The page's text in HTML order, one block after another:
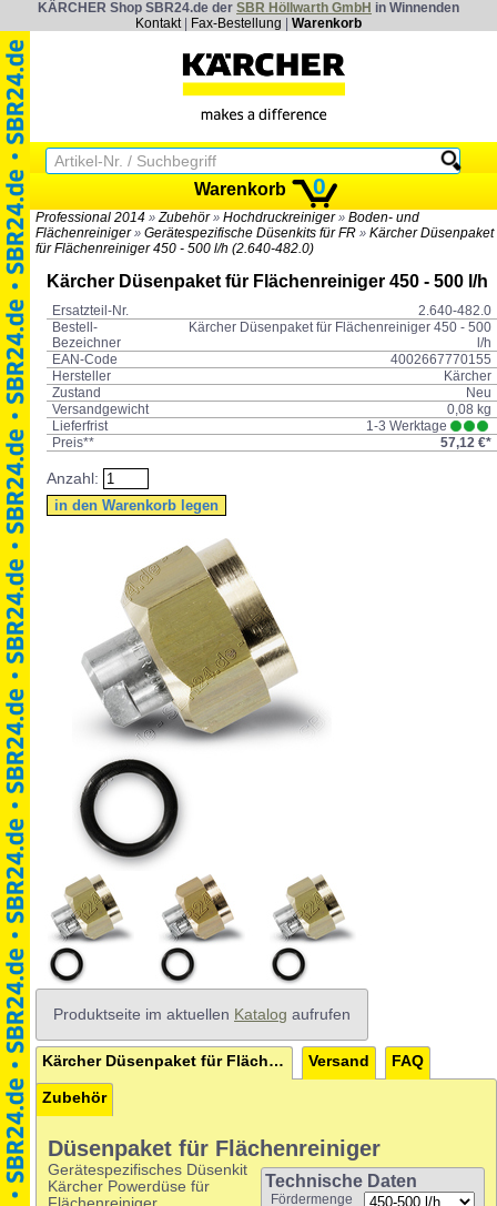
KÄRCHER Shop SBR24.de der SBR Höllwarth GmbH in Winnenden
Kontakt| Fax-Bestellung Warenkorb
Warenkorb 0
Professional 2014 » Zubehör» Hochdruckreiniger» Boden- und
Flächenreiniger» Gerätespezifische Düsenkits für FR » Kärcher Düsenpaket
für Flächenreiniger 450 - 500 l/h (2.640-482.0)
Kärcher Düsenpaket für Flächenreiniger 450 - 500 l/h
Ersatzteil-Nr.
2.640-482.0
Bestell-
Bezeichner
Kärcher Düsenpaket für Flächenreiniger 450 - 500
l/h
EAN-Code
4002667770155
Hersteller
Kärcher
Zustand
Neu
Versandgewicht
0,08 kg
Lieferfrist
1-3 Werktage
Preis**
57,12 €*
Anzahl:
Produktseite im aktuellen Katalog aufrufen
Kärcher Düsenpaket für Flächenreiniger 450 - 500 l/h Versand FAQ
Zubehör
Düsenpaket für Flächenreiniger
Technische Daten
Fördermenge
Gerätespezifisches Düsenkit
Kärcher Powerdüse für